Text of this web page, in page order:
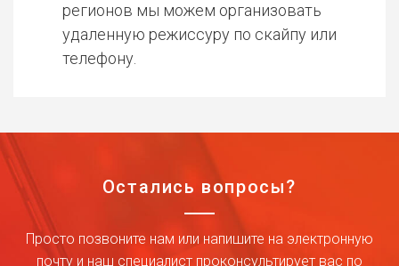
регионов мы можем организовать
удаленную режиссуру по скайпу или
телефону.
Остались вопросы?
Просто позвоните нам или напишите на электронную
почту и наш специалист проконсультирует вас по